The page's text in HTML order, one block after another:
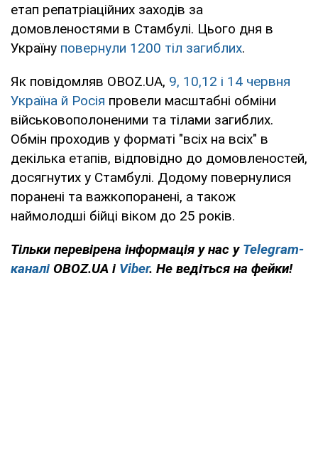
етап репатріаційних заходів за
домовленостями в Стамбулі. Цього дня в
Україну повернули 1200 тіл загиблих.
Як повідомляв OBOZ.UA, 9, 10,12 і 14 червня
Україна й Росія провели масштабні обміни
військовополоненими та тілами загиблих.
Обмін проходив у форматі "всіх на всіх" в
декілька етапів, відповідно до домовленостей,
досягнутих у Стамбулі. Додому повернулися
поранені та важкопоранені, а також
наймолодші бійці віком до 25 років.
Тільки перевірена інформація у нас у Telegram-
каналі OBOZ.UA і Viber. Не ведіться на фейки!